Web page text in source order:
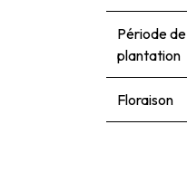
Période de
plantation
Floraison